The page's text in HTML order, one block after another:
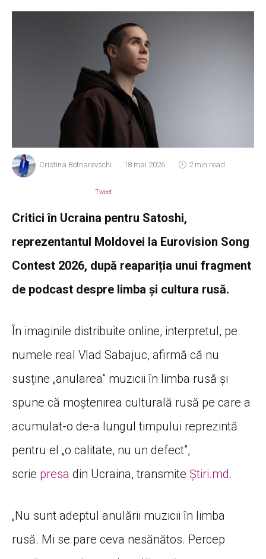
Cristina Botnarevschi 18 mai 2026 2 min read
Tweet
Critici în Ucraina pentru Satoshi,
reprezentantul Moldovei la Eurovision Song
Contest 2026, după reapariția unui fragment
de podcast despre limba și cultura rusă.
În imaginile distribuite online, interpretul, pe
numele real Vlad Sabajuc, afirmă că nu
susține „anularea” muzicii în limba rusă și
spune că moștenirea culturală rusă pe care a
acumulat-o de-a lungul timpului reprezintă
pentru el „o calitate, nu un defect”,
scrie presa din Ucraina, transmite Știri.md.
„Nu sunt adeptul anulării muzicii în limba
rusă. Mi se pare ceva nesănătos. Percep